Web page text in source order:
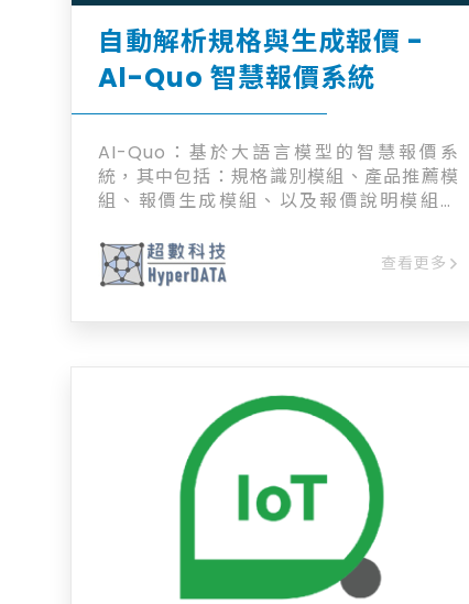
自動解析規格與生成報價 -
Al-Quo 智慧報價系統
AI-Quo：基於大語言模型的智慧報價系
統，其中包括：規格識別模組、產品推薦模
組、報價生成模組、以及報價說明模組。
system with modules for specs,
recommendations, auto-generation,
查看更多